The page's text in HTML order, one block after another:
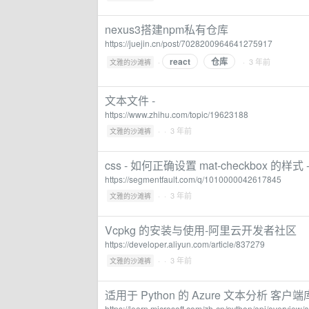
nexus3搭建npm私有仓库
https://juejin.cn/post/7028200964641275917
文雅的沙滩裤 · react 仓库 · 3 年前
文本文件 -
https://www.zhihu.com/topic/19623188
文雅的沙滩裤 · · 3 年前
css - 如何正确设置 mat-checkbox 的样式 -
https://segmentfault.com/q/1010000042617845
文雅的沙滩裤 · · 3 年前
Vcpkg 的安装与使用-阿里云开发者社区
https://developer.aliyun.com/article/837279
文雅的沙滩裤 · · 3 年前
适用于 Python 的 Azure 文本分析 客户端